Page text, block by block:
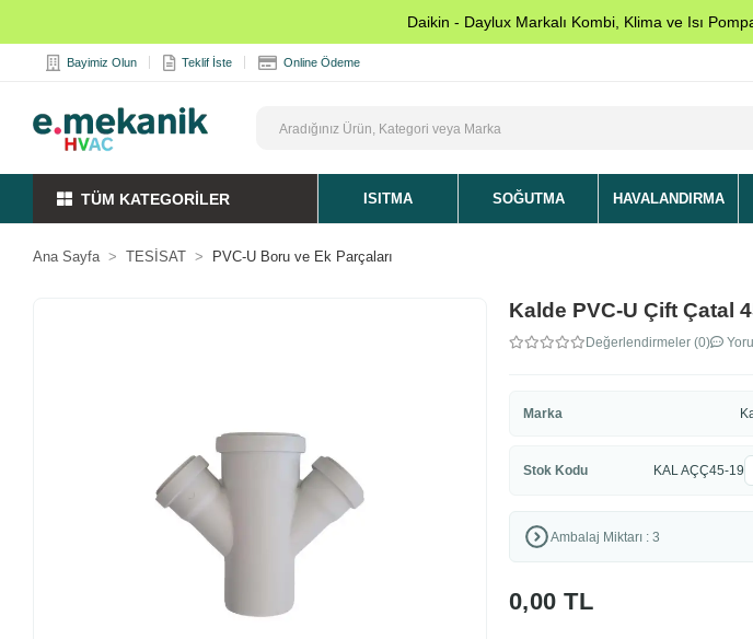
Daikin - Daylux Markalı Kombi, Klima ve Isı
Bayimiz Olun Teklif İste Online Ödeme
TÜM KATEGORİLER ISITMA SOĞUTMA HAVALANDIRMA
Ana Sayfa TESİSAT PVC-U Boru ve Ek Parçaları
Kalde PVC-U Çift Çatal
Değerlendirmeler (0)
Marka
Stok Kodu KAL AÇÇ45-19
Ambalaj Miktarı : 3
0,00 TL